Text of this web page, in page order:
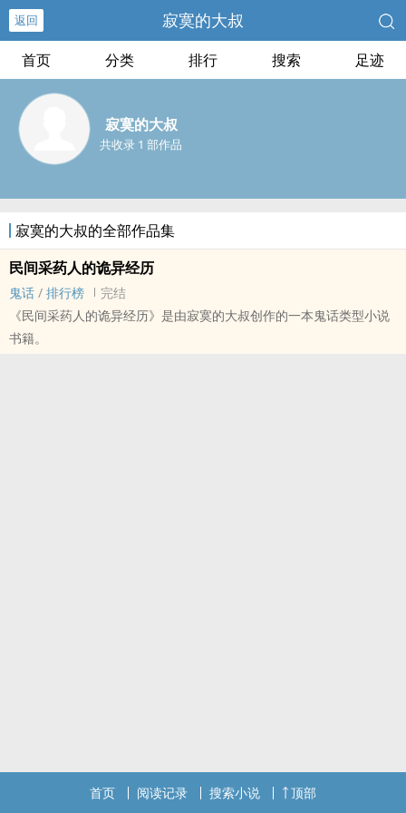
返回 寂寞的大叔
首页 分类 排行 搜索 足迹
寂寞的大叔
共收录 1 部作品
寂寞的大叔的全部作品集
民间采药人的诡异经历
鬼话 / 排行榜
完结
《民间采药人的诡异经历》是由寂寞的大叔创作的一本鬼话类型小说
书籍。
首页 阅读记录 搜索小说 顶部